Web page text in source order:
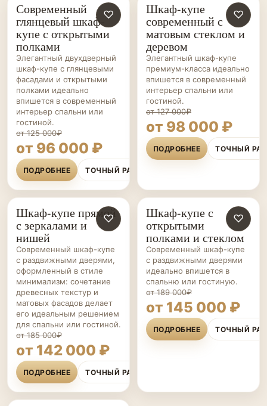
ШКАФЫ-
КУПЕ НА ЗАКАЗ
♡
Современный
глянцевый шкаф-
купе с открытыми
полками
Элегантный двухдверный
шкаф-купе с глянцевыми
фасадами и открытыми
полками идеально
впишется в современный
интерьер спальни или
гостиной.
от 125 000₽
от 96 000 ₽
ПОДРОБНЕЕ ТОЧНЫЙ РАСЧЁТ
ШКАФЫ-
КУПЕ НА ЗАКАЗ
♡
Шкаф-купе
современный с
матовым стеклом и
деревом
Элегантный шкаф-купе
премиум-класса идеально
впишется в современный
интерьер спальни или
гостиной.
от 127 000₽
от 98 000 ₽
ПОДРОБНЕЕ ТОЧНЫЙ
ШКАФЫ-
КУПЕ НА ЗАКАЗ
♡
Шкаф-купе прямой
с зеркалами и
нишей
Современный шкаф-купе
с раздвижными дверями,
оформленный в стиле
минимализм: сочетание
древесных текстур и
матовых фасадов делает
его идеальным решением
для спальни или гостиной.
от 185 000₽
от 142 000 ₽
ПОДРОБНЕЕ ТОЧНЫЙ РАСЧЁТ
ШКАФЫ-
КУПЕ НА ЗАКАЗ
♡
Шкаф-купе с
открытыми
полками и стеклом
Современный шкаф-купе
с раздвижными дверями
идеально впишется в
спальню или гостиную.
от 189 000₽
от 145 000 ₽
ПОДРОБНЕЕ ТОЧНЫЙ